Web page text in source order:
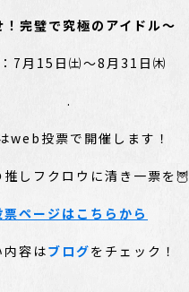
！完璧で究極のアイドル～
7月15日㈯～8月31日㈭
.
web投票で開催します！
推しフクロウに清き一票を🦉
票ページはこちらから
容はブログをチェック！